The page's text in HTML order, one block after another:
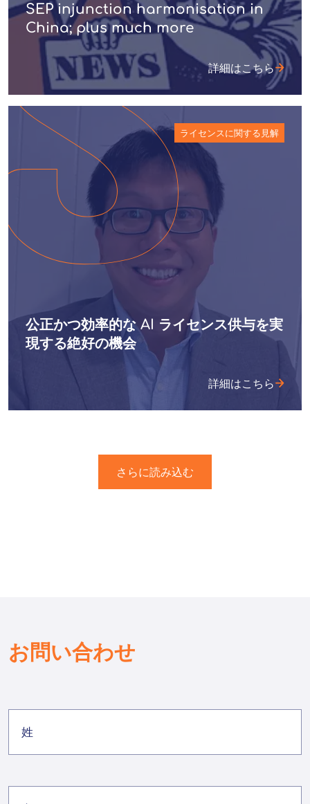
SEP injunction harmonisation in
China; plus much more
詳細はこちら
ライセンスに関する見解
公正かつ効率的な AI ライセンス供与を実
現する絶好の機会
詳細はこちら
さらに読み込む
お問い合わせ